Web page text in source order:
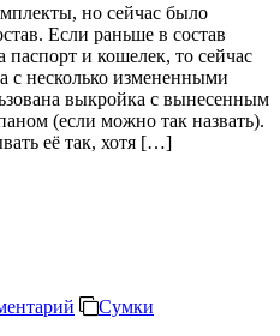
но сейчас было
Если раньше в состав
и кошелек, то сейчас
несколько измененными
выкройка с вынесенным
(если можно так назвать).
её так, хотя […]
Сумки